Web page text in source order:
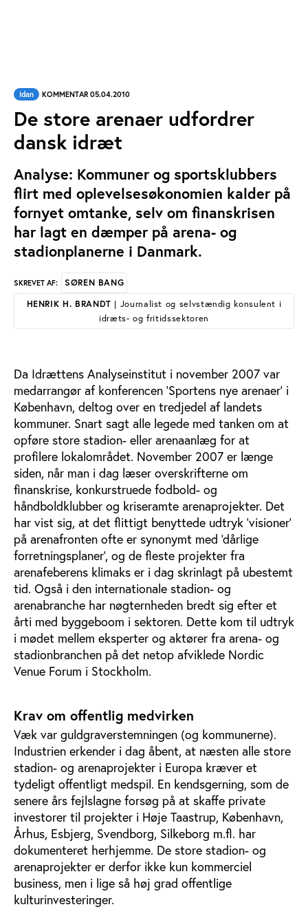
Idan KOMMENTAR 05.04.2010
De store arenaer udfordrer
dansk idræt
Analyse: Kommuner og sportsklubbers
flirt med oplevelsesøkonomien kalder på
fornyet omtanke, selv om finanskrisen
har lagt en dæmper på arena- og
stadionplanerne i Danmark.
SKREVET AF:
SØREN BANG
HENRIK H. BRANDT | Journalist og selvstændig konsulent i
idræts- og fritidssektoren
Da Idrættens Analyseinstitut i november 2007 var
medarrangør af konferencen ‘Sportens nye arenaer’ i
København, deltog over en tredjedel af landets
kommuner. Snart sagt alle legede med tanken om at
opføre store stadion- eller arenaanlæg for at
profilere lokalområdet. November 2007 er længe
siden, når man i dag læser overskrifterne om
finanskrise, konkurstruede fodbold- og
håndboldklubber og kriseramte arenaprojekter. Det
har vist sig, at det flittigt benyttede udtryk ‘visioner’
på arenafronten ofte er synonymt med ‘dårlige
forretningsplaner’, og de fleste projekter fra
arenafeberens klimaks er i dag skrinlagt på ubestemt
tid. Også i den internationale stadion- og
arenabranche har nøgternheden bredt sig efter et
årti med byggeboom i sektoren. Dette kom til udtryk
i mødet mellem eksperter og aktører fra arena- og
stadionbranchen på det netop afviklede Nordic
Venue Forum i Stockholm.
Krav om offentlig medvirken
Væk var guldgraverstemningen (og kommunerne).
Industrien erkender i dag åbent, at næsten alle store
stadion- og arenaprojekter i Europa kræver et
tydeligt offentligt medspil. En kendsgerning, som de
senere års fejlslagne forsøg på at skaffe private
investorer til projekter i Høje Taastrup, København,
Århus, Esbjerg, Svendborg, Silkeborg m.fl. har
dokumenteret herhjemme. De store stadion- og
arenaprojekter er derfor ikke kun kommerciel
business, men i lige så høj grad offentlige
kulturinvesteringer.